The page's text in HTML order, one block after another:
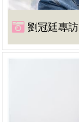
劉冠廷專訪